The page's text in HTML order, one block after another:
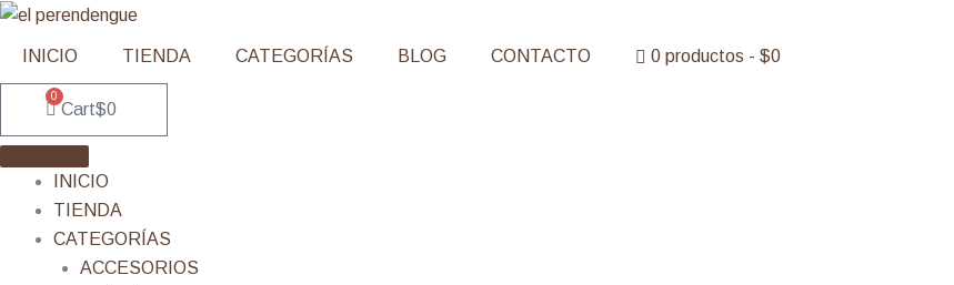
Ir
INICIO TIENDA CATEGORÍAS BLOG CONTACTO 0 productos $0
$0
0
Cart
INICIO
TIENDA
CATEGORÍAS
ACCESORIOS